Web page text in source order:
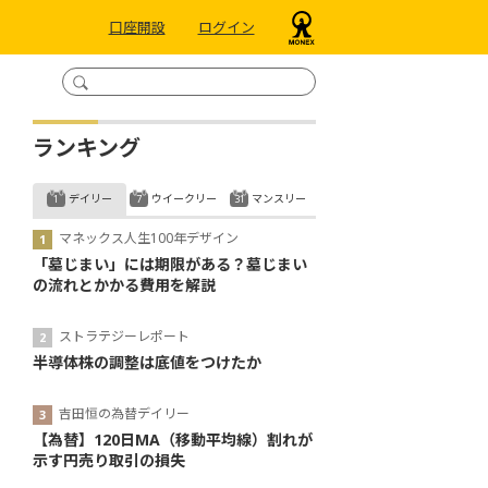
口座開設 ログイン
ランキング
デイリー
マネックス人生100年デザイン
「墓じまい」には期限がある？墓じまい
の流れとかかる費用を解説
ストラテジーレポート
半導体株の調整は底値をつけたか
吉田恒の為替デイリー
【為替】120日MA（移動平均線）割れが
示す円売り取引の損失
ウイークリー マンスリー